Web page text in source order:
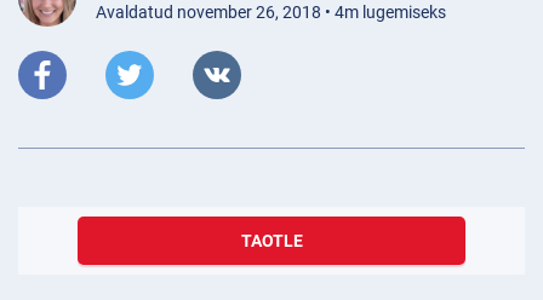
Avaldatud november 26, 2018 • 4m lugemiseks
TAOTLE